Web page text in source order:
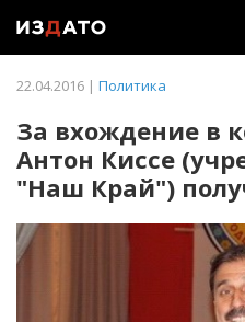
22.04.2016 | Политика
За вхождение в
Антон Киссе
"Наш Край")